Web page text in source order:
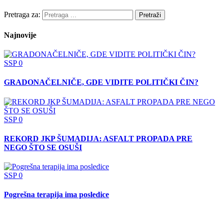
Pretraga za:
Najnovije
SSP0
GRADONAČELNIČE, GDE VIDITE POLITIČKI ČIN?
SSP0
REKORD JKP ŠUMADIJA: ASFALT PROPADA PRE
NEGO ŠTO SE OSUŠI
SSP0
Pogrešna terapija ima posledice